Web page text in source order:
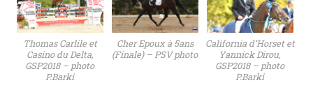
Thomas Carlile et
Casino du Delta,
GSP2018 – photo
P.Barki
Cher Epoux à 5ans
(Finale) – PSV photo
California d’Horset et
Yannick Dirou,
GSP2018 – photo
P.Barki